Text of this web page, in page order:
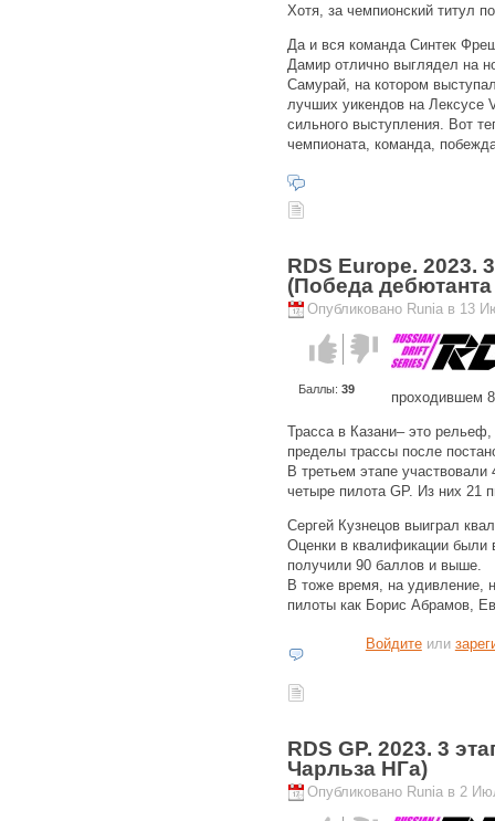
Хотя, за чемпионский титул
Да и вся команда Синтек
Дамир отлично выглядел на
Самурай, на котором
лучших уикендов на Лексусе
сильного выступления. Вот
чемпионата, команда,
RDS Europe. 2023.
(Победа
Опубликовано Runia в 13
Голос за!Голос
против!
Баллы: 39 проходившем
Трасса в Казани– это
пределы трассы после
В третьем этапе
четыре пилота GP. Из них 21
Сергей Кузнецов выиграл
Оценки в квалификации были
получили 90 баллов и выше.
В тоже время, на удивление,
пилоты как Борис Абрамов,
Войдитеили
RDS GP. 2023. 3
Чарльза НГа)
Опубликовано Runia в 2